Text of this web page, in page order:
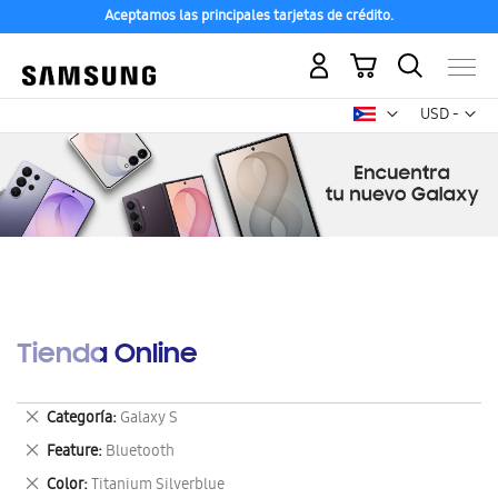
Aceptamos las principales tarjetas de crédito.
USD -
dólar
Mi carrito
Tienda Online
Categoría Galaxy S
Eliminar
este
artículo
Feature Bluetooth
Eliminar
este
Color Titanium Silverblue
Eliminar